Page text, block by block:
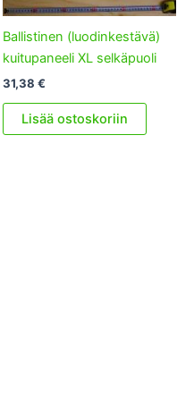
Ballistinen (luodinkestävä)
kuitupaneeli XL selkäpuoli
31,38 €
Lisää ostoskoriin